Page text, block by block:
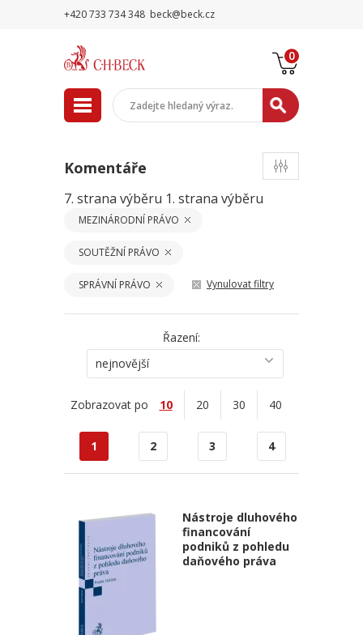
+420 733 734 348 beck@beck.cz
0
Komentáře
7. strana výběru 1. strana výběru
MEZINÁRODNÍ PRÁVO
SOUTĚŽNÍ PRÁVO
SPRÁVNÍ PRÁVO Vynulovat filtry
Řazení:
nejnovější
Zobrazovat po 10 20 30 40
1 2 3 4
Nástroje dluhového
financování
podniků z pohledu
daňového práva